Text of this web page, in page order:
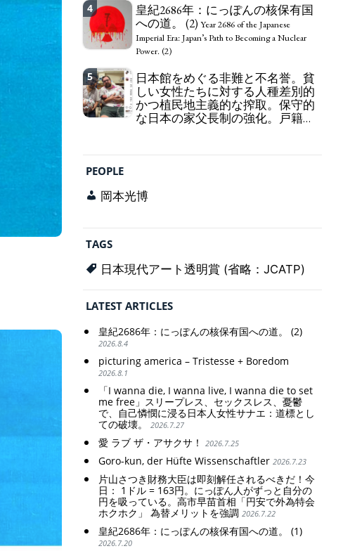
Fund Special Account happy" - Emphasising the
benefits of the exchange rate
die to set me free" - Sanae, a Japanese woman who
is sleepless, sexless, depressive and wallowing in
self-pity: destruction as a guidepost.
4
皇紀2686年：にっぽんの核保有国
への道。 (2) Year 2686 of the Japanese
Imperial Era: Japan’s Path to Becoming a Nuclear
Power. (2)
5
日本館をめぐる非難と不名誉。貧
しい女性たちに対する人種差別的
かつ植民地主義的な搾取。保守的
な日本の家父長制の強化。戸籍制
registration system. Reinforcement of
PEOPLE
岡本光博
TAGS
日本現代アート透明賞 (省略：JCATP)
LATEST ARTICLES
皇紀2686年：にっぽんの核保有国への道。 (2)
2026.8.4
picturing america – Tristesse + Boredom
2026.8.1
「I wanna die, I wanna live, I wanna die to set
me free」スリープレス、セックスレス、憂鬱
で、自己憐憫に浸る日本人女性サナエ：道標とし
ての破壊。
2026.7.27
愛 ラブ ザ・アサクサ！ 2026.7.25
Goro-kun, der Hüfte Wissenschaftler 2026.7.23
片山さつき財務大臣は即刻解任されるべきだ！今
日： 1ドル = 163円。にっぽん人がずっと自分の
円を吸っている。高市早苗首相「円安で外為特会
ホクホク」 為替メリットを強調 2026.7.22
皇紀2686年：にっぽんの核保有国への道。 (1)
2026.7.20